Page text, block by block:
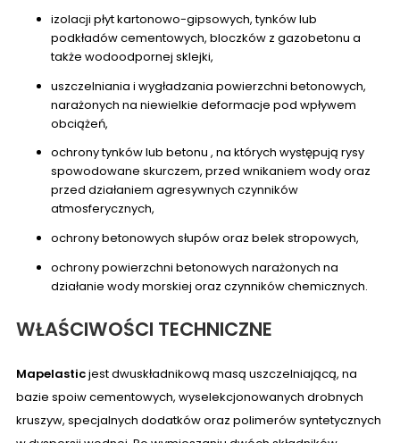
izolacji płyt kartonowo-gipsowych, tynków lub
podkładów cementowych, bloczków z gazobetonu a
także wodoodpornej sklejki,
uszczelniania i wygładzania powierzchni betonowych,
narażonych na niewielkie deformacje pod wpływem
obciążeń,
ochrony tynków lub betonu , na których występują rysy
spowodowane skurczem, przed wnikaniem wody oraz
przed działaniem agresywnych czynników
atmosferycznych,
ochrony betonowych słupów oraz belek stropowych,
ochrony powierzchni betonowych narażonych na
działanie wody morskiej oraz czynników chemicznych.
WŁAŚCIWOŚCI TECHNICZNE
Mapelasticjest dwuskładnikową masą uszczelniającą, na
bazie spoiw cementowych, wyselekcjonowanych drobnych
kruszyw, specjalnych dodatków oraz polimerów syntetycznych